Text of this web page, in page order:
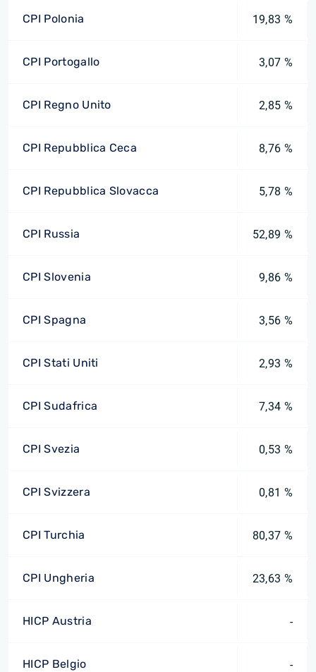
CPI Polonia 19,83 %
CPI Portogallo 3,07 %
CPI Regno Unito 2,85 %
CPI Repubblica Ceca 8,76 %
CPI Repubblica Slovacca 5,78 %
CPI Russia 52,89 %
CPI Slovenia 9,86 %
CPI Spagna 3,56 %
CPI Stati Uniti 2,93 %
CPI Sudafrica 7,34 %
CPI Svezia 0,53 %
CPI Svizzera 0,81 %
CPI Turchia 80,37 %
CPI Ungheria 23,63 %
HICP Austria -
HICP Belgio -